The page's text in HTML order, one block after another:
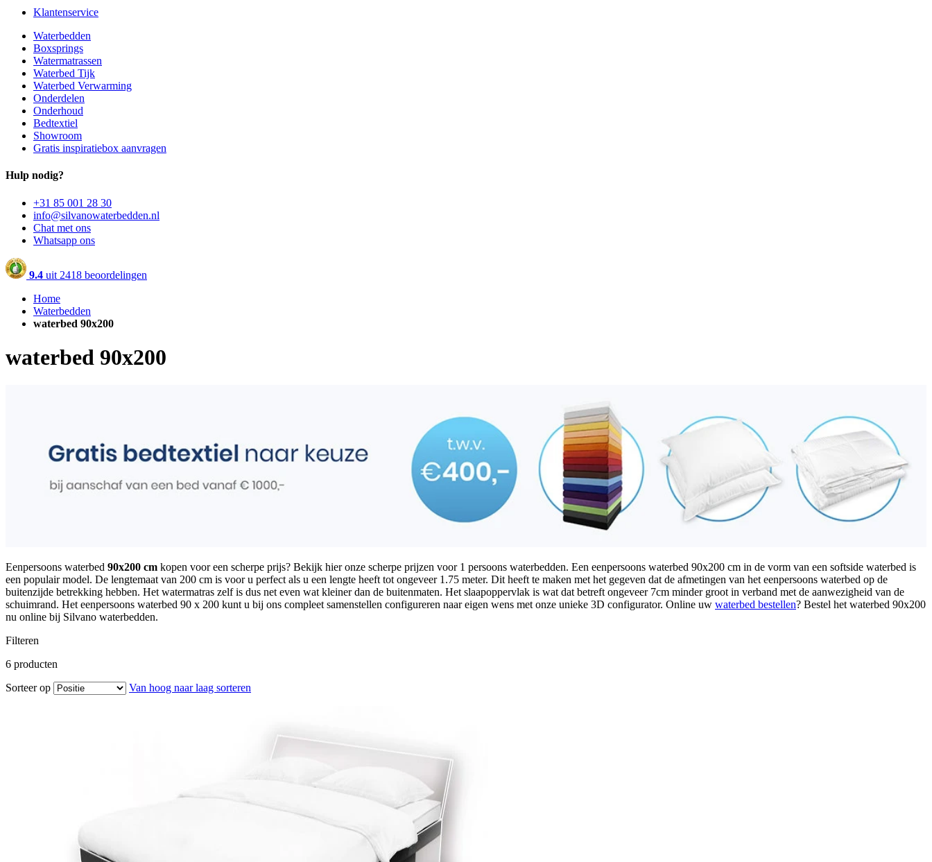
Klantenservice
Waterbedden
Boxsprings
Watermatrassen
Waterbed Tijk
Waterbed Verwarming
Onderdelen
Onderhoud
Bedtextiel
Showroom
Gratis inspiratiebox aanvragen
Hulp nodig?
+31 85 001 28 30
info@silvanowaterbedden.nl
Chat met ons
Whatsapp ons
9.4 uit 2418 beoordelingen
Home
Waterbedden
waterbed 90x200
waterbed 90x200
Eenpersoons waterbed 90x200 cm kopen voor een scherpe prijs? Bekijk hier onze scherpe prijzen voor 1 persoons waterbedden. Een eenpersoons waterbed 90x200 cm in de vorm van een softside waterbed is
een populair model. De lengtemaat van 200 cm is voor u perfect als u een lengte heeft tot ongeveer 1.75 meter. Dit heeft te maken met het gegeven dat de afmetingen van het eenpersoons waterbed op de
buitenzijde betrekking hebben. Het watermatras zelf is dus net even wat kleiner dan de buitenmaten. Het slaapoppervlak is wat dat betreft ongeveer 7cm minder groot in verband met de aanwezigheid van de
schuimrand. Het eenpersoons waterbed 90 x 200 kunt u bij ons compleet samenstellen configureren naar eigen wens met onze unieke 3D configurator. Online uw waterbed bestellen? Bestel het waterbed 90x200
nu online bij Silvano waterbedden.
Filteren
6 producten
Sorteer op
Van hoog naar laag sorteren